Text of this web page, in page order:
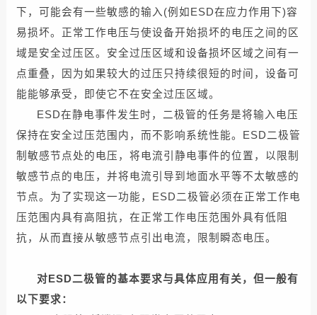
下，可能会有一些敏感的输入(例如ESD在应力作用下)容
易损坏。正常工作电压与使设备开始损坏的电压之间的区
域是安全过压区。安全过压区域和设备损坏区域之间有一
点重叠，因为如果较大的过压只持续很短的时间，设备可
能能够承受，即使它不在安全过压区域。
ESD在静电事件发生时，二极管的任务是将输入电压
保持在安全过压范围内，而不影响系统性能。ESD二极管
制敏感节点处的电压，将电流引静电事件的位置，以限制
敏感节点的电压，并将电流引导到地面水平等不太敏感的
节点。为了实现这一功能，ESD二极管必须在正常工作电
压范围内具有高阻抗，在正常工作电压范围外具有低阻
抗，从而直接从敏感节点引出电流，限制瞬态电压。
对ESD二极管的基本要求与具体应用有关，但一般有
以下要求：